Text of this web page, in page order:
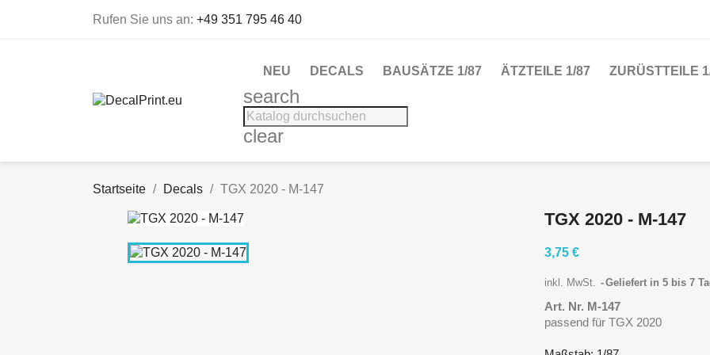
Rufen Sie uns an: +49 351 795 46 40
NEU DECALS BAUSÄTZE 1/87 ÄTZTEILE 1/87 ZURÜSTTEILE
search
clear
Startseite Decals TGX 2020 - M-147
TGX 2020 - M-147
3,75 €
inkl. MwSt. Geliefert in 5 bis 7
Art. Nr. M-147
passend für TGX 2020